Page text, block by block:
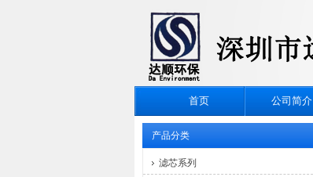
首页 公司简介
产品分类
滤芯系列